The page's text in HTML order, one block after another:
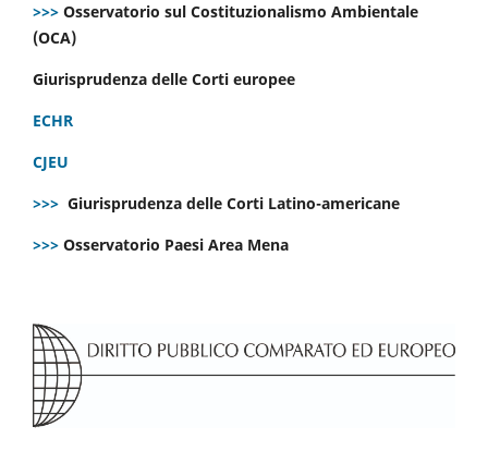
>>> Osservatorio sul Costituzionalismo Ambientale
(OCA)
Giurisprudenza delle Corti europee
ECHR
CJEU
>>> Giurisprudenza delle Corti Latino-americane
>>> Osservatorio Paesi Area Mena